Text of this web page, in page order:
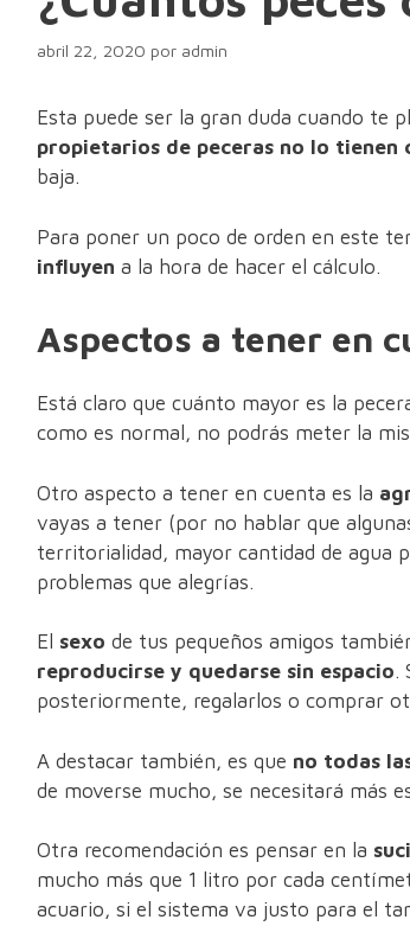
abril 22, 2020 por admin
Esta puede ser la gran duda cuando te
propietarios de peceras no lo tienen
baja.
Para poner un poco de orden en este
influyen a la hora de hacer el cálculo.
Aspectos a tener en
Está claro que cuánto mayor es la
como es normal, no podrás meter la
Otro aspecto a tener en cuenta es la
vayas a tener (por no hablar que
territorialidad, mayor cantidad de agua
problemas que alegrías.
El sexo de tus pequeños amigos
reproducirse y quedarse sin espacio.
posteriormente, regalarlos o comprar
A destacar también, es que no todas
de moverse mucho, se necesitará más
Otra recomendación es pensar en la
mucho más que 1 litro por cada
acuario, si el sistema va justo para el